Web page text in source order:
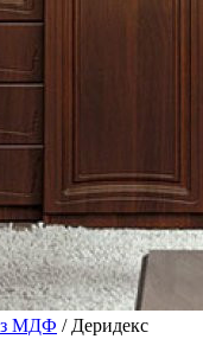
МДФ / Деридекс